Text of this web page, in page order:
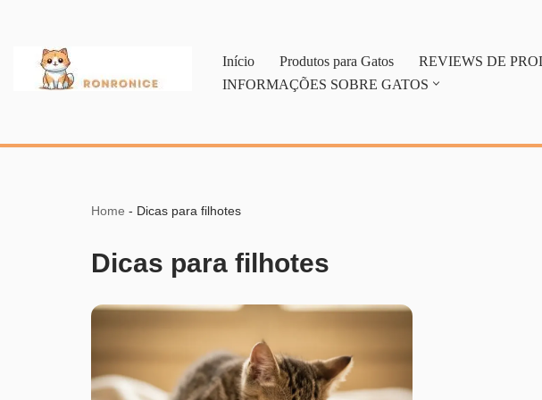
Pular
Início Produtos para Gatos
REVIEWS DE
INFORMAÇÕES SOBRE GATOS
Home - Dicas para filhotes
Dicas para filhotes